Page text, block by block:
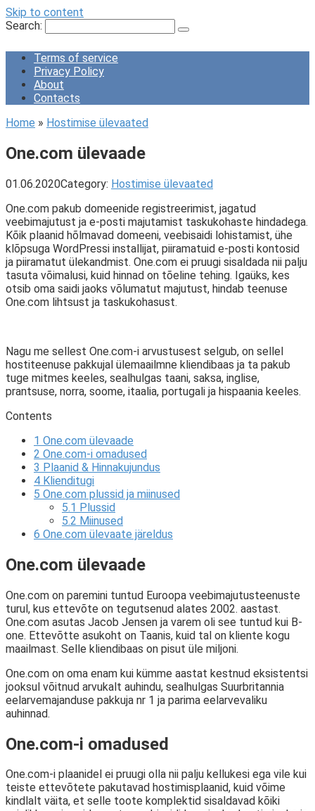
Skip to content
Search:
Terms of service
Privacy Policy
About
Contacts
Home » Hostimise ülevaated
One.com ülevaade
01.06.2020Category: Hostimise ülevaated
One.com pakub domeenide registreerimist, jagatud
veebimajutust ja e-posti majutamist taskukohaste hindadega.
Kõik plaanid hõlmavad domeeni, veebisaidi lohistamist, ühe
klõpsuga WordPressi installijat, piiramatuid e-posti kontosid
ja piiramatut ülekandmist. One.com ei pruugi sisaldada nii palju
tasuta võimalusi, kuid hinnad on tõeline tehing. Igaüks, kes
otsib oma saidi jaoks võlumatut majutust, hindab teenuse
One.com lihtsust ja taskukohasust.
Nagu me sellest One.com-i arvustusest selgub, on sellel
hostiteenuse pakkujal ülemaailmne kliendibaas ja ta pakub
tuge mitmes keeles, sealhulgas taani, saksa, inglise,
prantsuse, norra, soome, itaalia, portugali ja hispaania keeles.
Contents
1 One.com ülevaade
2 One.com-i omadused
3 Plaanid & Hinnakujundus
4 Klienditugi
5 One.com plussid ja miinused
5.1 Plussid
5.2 Miinused
6 One.com ülevaate järeldus
One.com ülevaade
One.com on paremini tuntud Euroopa veebimajutusteenuste
turul, kus ettevõte on tegutsenud alates 2002. aastast.
One.com asutas Jacob Jensen ja varem oli see tuntud kui B-
one. Ettevõtte asukoht on Taanis, kuid tal on kliente kogu
maailmast. Selle kliendibaas on pisut üle miljoni.
One.com on oma enam kui kümme aastat kestnud eksistentsi
jooksul võitnud arvukalt auhindu, sealhulgas Suurbritannia
eelarvemajanduse pakkuja nr 1 ja parima eelarvevaliku
auhinnad.
One.com-i omadused
One.com-i plaanidel ei pruugi olla nii palju kellukesi ega vile kui
teiste ettevõtete pakutavad hostimisplaanid, kuid võime
kindlalt väita, et selle toote komplektid sisaldavad kõiki